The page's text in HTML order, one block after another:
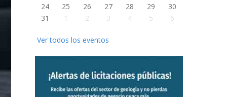
24
25 26 27 28 29
30
31
1 2 3 4 5 6
Ver todos los eventos